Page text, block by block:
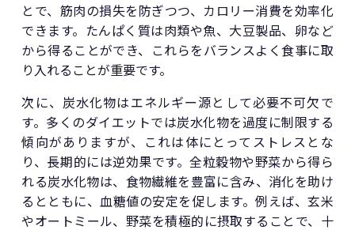
とで、筋肉の損失を防ぎつつ、カロリー消費を効率化
できます。たんぱく質は肉類や魚、大豆製品、卵など
から得ることができ、これらをバランスよく食事に取
り入れることが重要です。
次に、炭水化物はエネルギー源として必要不可欠で
す。多くのダイエットでは炭水化物を過度に制限する
傾向がありますが、これは体にとってストレスとな
り、長期的には逆効果です。全粒穀物や野菜から得ら
れる炭水化物は、食物繊維を豊富に含み、消化を助け
るとともに、血糖値の安定を促します。例えば、玄米
やオートミール、野菜を積極的に摂取することで、十